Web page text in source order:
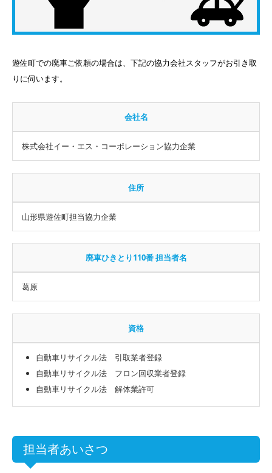
遊佐町での廃車ご依頼の場合は、下記の協力会社スタッフがお引き取
りに伺います。
会社名
株式会社イー・エス・コーポレーション協力企業
住所
山形県遊佐町担当協力企業
廃車ひきとり110番 担当者名
葛原
資格
自動車リサイクル法 引取業者登録
自動車リサイクル法 フロン回収業者登録
自動車リサイクル法 解体業許可
担当者あいさつ